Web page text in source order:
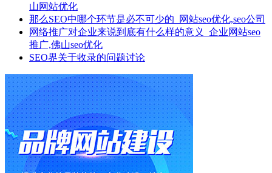
山网站优化
那么SEO中哪个环节是必不可少的_网站seo优化,seo公司
网络推广对企业来说到底有什么样的意义_企业网站seo
推广,佛山seo优化
SEO界关于收录的问题讨论